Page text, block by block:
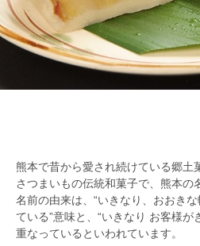
熊本で昔から愛され続けている郷土
さつまいもの伝統和菓子で、熊本の
名前の由来は、“いきなり、おおき
ている”意味と、“いきなり お客様が
重なっているといわれています。